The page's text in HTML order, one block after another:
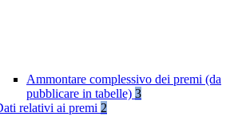
Ammontare complessivo dei premi (da
pubblicare in tabelle) 3
relativi ai premi 2